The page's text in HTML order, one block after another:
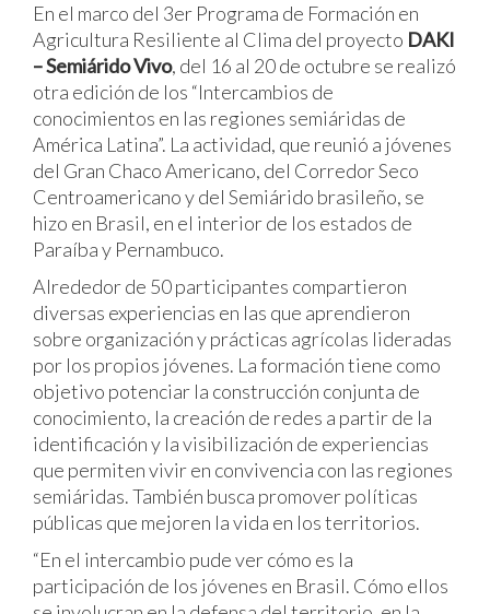
En el marco del 3er Programa de Formación en
Agricultura Resiliente al Clima del proyecto DAKI
– Semiárido Vivo, del 16 al 20 de octubre se realizó
otra edición de los “Intercambios de
conocimientos en las regiones semiáridas de
América Latina”. La actividad, que reunió a jóvenes
del Gran Chaco Americano, del Corredor Seco
Centroamericano y del Semiárido brasileño, se
hizo en Brasil, en el interior de los estados de
Paraíba y Pernambuco.
Alrededor de 50 participantes compartieron
diversas experiencias en las que aprendieron
sobre organización y prácticas agrícolas lideradas
por los propios jóvenes. La formación tiene como
objetivo potenciar la construcción conjunta de
conocimiento, la creación de redes a partir de la
identificación y la visibilización de experiencias
que permiten vivir en convivencia con las regiones
semiáridas. También busca promover políticas
públicas que mejoren la vida en los territorios.
“En el intercambio pude ver cómo es la
participación de los jóvenes en Brasil. Cómo ellos